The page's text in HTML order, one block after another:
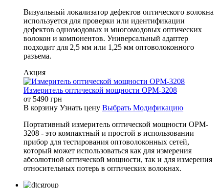
Визуальный локализатор дефектов оптического волокна
используется для проверки или идентификации
дефектов одномодовых и многомодовых оптических
волокон и компонентов. Универсальный адаптер
подходит для 2,5 мм или 1,25 мм оптоволоконного
разъема.
Акция
Измеритель оптической мощности OPM-3208
от 5490 грн
В корзину Узнать цену Выбрать Модификацию
Портативный измеритель оптической мощности OPM-
3208 - это компактный и простой в использовании
прибор для тестирования оптоволоконных сетей,
который может использоваться как для измерения
абсолютной оптической мощности, так и для измерения
относительных потерь в оптических волокнах.